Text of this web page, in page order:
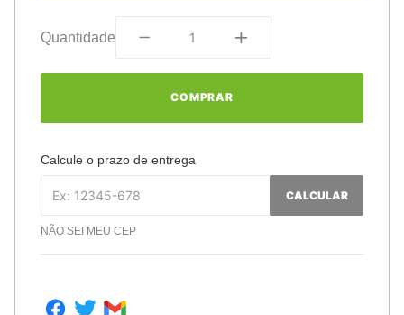
Quantidade
COMPRAR
Calcule o prazo de entrega
CALCULAR
NÃO SEI MEU CEP